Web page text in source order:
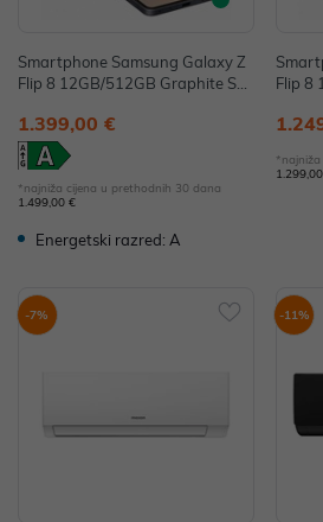
Smartphone Samsung Galaxy Z
Flip 8 12GB/512GB Graphite SM
1.399,00 €
*najniža cijena u prethodnih 30 dana
1.499,00 €
Energetski razred: A
Flip 8
-7% -11%